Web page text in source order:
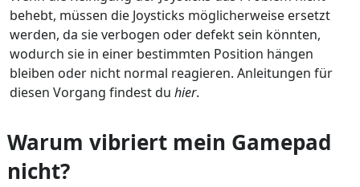
behebt, müssen die Joysticks möglicherweise ersetzt
werden, da sie verbogen oder defekt sein könnten,
wodurch sie in einer bestimmten Position hängen
bleiben oder nicht normal reagieren. Anleitungen für
diesen Vorgang findest du hier.
Warum vibriert mein Gamepad
nicht?